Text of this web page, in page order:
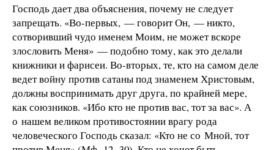
Господь дает два объяснения, почему не следует
запрещать. «Во-первых, — говорит Он, — никто,
сотворивший чудо именем Моим, не может вскоре
злословить Меня» — подобно тому, как это делали
книжники и фарисеи. Во-вторых, те, кто на самом деле
ведет войну против сатаны под знаменем Христовым,
должны воспринимать друг друга, по крайней мере,
как союзников. «Ибо кто не против вас, тот за вас». А
о нашем великом противостоянии врагу рода
человеческого Господь сказал: «Кто не со Мной, тот